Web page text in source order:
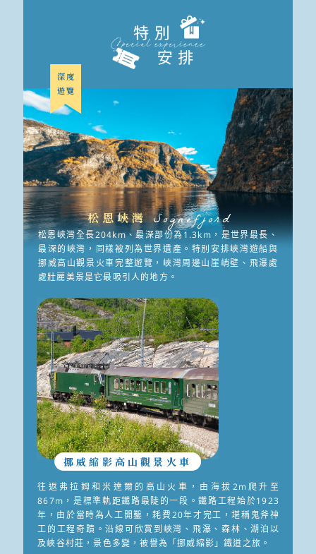
深度
遊覽
松恩峽灣Sognefjord
松恩峽灣全長204km、最深部份為1.3km，是世界最長、
最深的峽灣，同樣被列為世界遺產。特別安排峽灣遊船與
挪威高山觀景火車完整遊覽，峽灣周邊山崖峭壁、飛瀑處
處壯麗美景是它最吸引人的地方。
挪威縮影高山觀景火車
往返弗拉姆和米達爾的高山火車，由海拔2m爬升至
867m，是標準軌距鐵路最陡的一段。鐵路工程始於1923
年，由於當時為人工開鑿，耗費20年才完工，堪稱鬼斧神
工的工程奇蹟。沿線可欣賞到峽灣、飛瀑、森林、湖泊以
及峽谷村莊，景色多變，被譽為「挪威縮影」鐵道之旅。